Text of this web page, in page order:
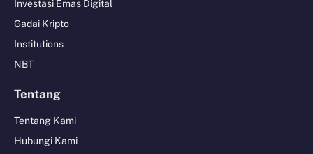
Investasi Emas Digital
Gadai Kripto
Institutions
NBT
Tentang
Tentang Kami
Hubungi Kami